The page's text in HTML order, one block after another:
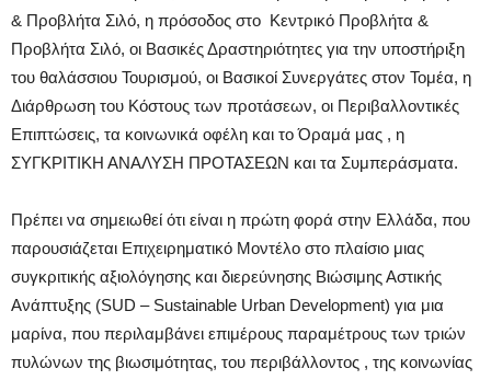
& Προβλήτα Σιλό, η πρόσοδος στο Κεντρικό Προβλήτα &
Προβλήτα Σιλό, οι Βασικές Δραστηριότητες για την υποστήριξη
του θαλάσσιου Τουρισμού, οι Βασικοί Συνεργάτες στον Τομέα, η
Διάρθρωση του Κόστους των προτάσεων, οι Περιβαλλοντικές
Επιπτώσεις, τα κοινωνικά οφέλη και το Όραμά μας , η
ΣΥΓΚΡΙΤΙΚΗ ΑΝΑΛΥΣΗ ΠΡΟΤΑΣΕΩΝ και τα Συμπεράσματα.
Πρέπει να σημειωθεί ότι είναι η πρώτη φορά στην Ελλάδα, που
παρουσιάζεται Επιχειρηματικό Μοντέλο στο πλαίσιο μιας
συγκριτικής αξιολόγησης και διερεύνησης Βιώσιμης Αστικής
Ανάπτυξης (SUD – Sustainable Urban Development) για μια
μαρίνα, που περιλαμβάνει επιμέρους παραμέτρους των τριών
πυλώνων της βιωσιμότητας, του περιβάλλοντος , της κοινωνίας